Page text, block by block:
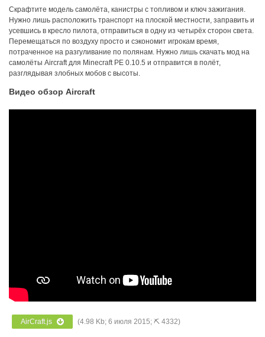
Скрафтите модель самолёта, канистры с топливом и ключ зажигания.
Нужно лишь расположить транспорт на плоской местности, заправить и
усевшись в кресло пилота, отправиться в одну из четырёх сторон света.
Перемещаться по воздуху просто и сэкономит игрокам время,
потраченное на разгуливание по полянам. Нужно лишь скачать мод на
самолёты Aircraft для Minecraft PE 0.10.5 и отправится в полёт,
разглядывая злобных мобов с высоты.
Видео обзор Aircraft
AirCraft.js (4.98 Kb; 6 июля 2015; ⛏ 4332)